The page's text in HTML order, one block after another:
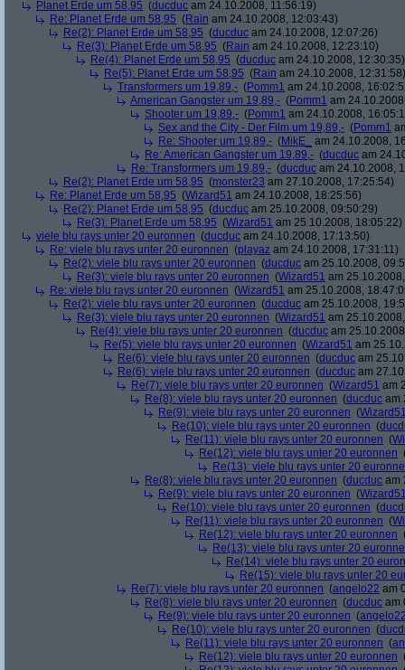
Planet Erde um 58,95 (ducduc am 24.10.2008, 11:56:19)
Re: Planet Erde um 58,95 (Rain am 24.10.2008, 12:03:43)
Re(2): Planet Erde um 58,95 (ducduc am 24.10.2008, 12:07:26)
Re(3): Planet Erde um 58,95 (Rain am 24.10.2008, 12:23:10)
Re(4): Planet Erde um 58,95 (ducduc am 24.10.2008, 12:30:35)
Re(5): Planet Erde um 58,95 (Rain am 24.10.2008, 12:31:58)
Transformers um 19,89,- (Pomm1 am 24.10.2008,
American Gangster um 19,89,- (Pomm1 am
Shooter um 19,89,- (Pomm1 am 24.10.2008,
Sex and the City - Der Film um 19,89,- (Pomm1
Re: Shooter um 19,89,- (MikE_
am 24.10.2008,
Re: American Gangster um 19,89,- (ducduc am
Re: Transformers um 19,89,- (ducduc am 24.10.2008,
Re(2): Planet Erde um 58,95 (monster23 am 27.10.2008, 17:25:54)
Re: Planet Erde um 58,95 (Wizard51 am 24.10.2008, 18:25:56)
Re(2): Planet Erde um 58,95 (ducduc am 25.10.2008, 09:50:29)
Re(3): Planet Erde um 58,95 (Wizard51 am 25.10.2008, 18:05:22)
viele blu rays unter 20 euronnen (ducduc am 24.10.2008, 17:13:50)
Re: viele blu rays unter 20 euronnen (playaz am 24.10.2008, 17:31:11)
Re(2): viele blu rays unter 20 euronnen (ducduc am 25.10.2008,
Re(3): viele blu rays unter 20 euronnen (Wizard51 am
Re: viele blu rays unter 20 euronnen (Wizard51 am 25.10.2008,
Re(2): viele blu rays unter 20 euronnen (ducduc am 25.10.2008,
Re(3): viele blu rays unter 20 euronnen (Wizard51 am
Re(4): viele blu rays unter 20 euronnen (ducduc am
Re(5): viele blu rays unter 20 euronnen (Wizard51 am
Re(6): viele blu rays unter 20 euronnen (ducduc am
Re(6): viele blu rays unter 20 euronnen (ducduc am
Re(7): viele blu rays unter 20 euronnen (Wizard51 am
Re(8): viele blu rays unter 20 euronnen (ducduc am
Re(9): viele blu rays unter 20 euronnen (
Re(10): viele blu rays unter 20 euronnen (
Re(11): viele blu rays unter 20 euronnen (
Re(12): viele blu rays unter 20 euronnen
Re(13): viele blu rays unter 20
Re(8): viele blu rays unter 20 euronnen (ducduc am
Re(9): viele blu rays unter 20 euronnen (
Re(10): viele blu rays unter 20 euronnen (
Re(11): viele blu rays unter 20 euronnen (
Re(12): viele blu rays unter 20 euronnen
Re(13): viele blu rays unter 20
Re(14): viele blu rays unter 20
Re(15): viele blu rays unter 20
Re(7): viele blu rays unter 20 euronnen (angelo22 am
Re(8): viele blu rays unter 20 euronnen (ducduc am
Re(9): viele blu rays unter 20 euronnen (
Re(10): viele blu rays unter 20 euronnen (
Re(11): viele blu rays unter 20 euronnen (
Re(12): viele blu rays unter 20 euronnen